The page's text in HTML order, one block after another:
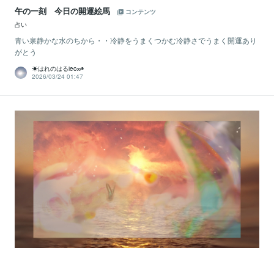
午の一刻 今日の開運絵馬
コンテンツ
占い
青い泉静かな水のちから・・冷静をうまくつかむ冷静さでうまく開運あり
がとう
☀はれのはるiec∞◉
2026/03/24 01:47